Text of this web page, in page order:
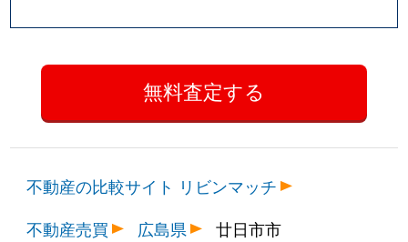
不動産の比較サイト リビンマッチ
不動産売買
広島県 廿日市市